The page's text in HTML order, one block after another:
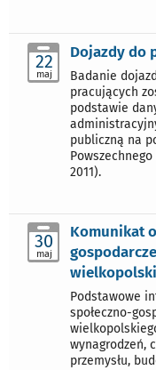
22
maj
Dojazdy do
Badanie
pracujących
podstawie
publiczną na
2011).
30
maj
Komunikat
Podstawowe
społeczno-
wynagrodzeń,
przemysłu,